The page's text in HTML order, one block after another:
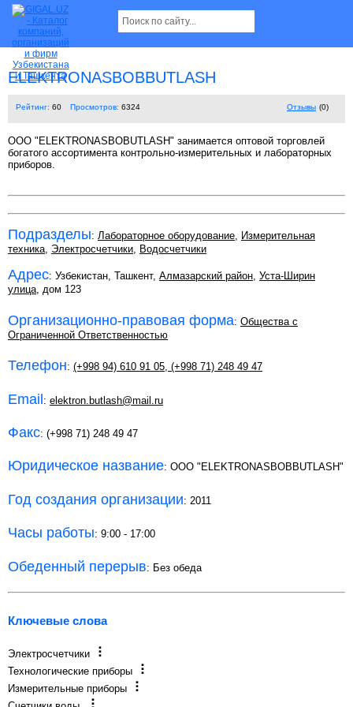
ELEKTRONASBOBBUTLASH
Рейтинг: 60 Просмотров: 6324 Отзывы (0)
OOO "ELEKTRONASBOBUTLASH" занимается оптовой торговлей
богатого ассортимента контрольно-измерительных и лабораторных
приборов.
Подразделы: Лабораторное оборудование, Измерительная
техника, Электросчетчики, Водосчетчики
Адрес: Узбекистан, Ташкент, Алмазарский район, Уста-Ширин
улица, дом 123
Организационно-правовая форма: Общества с
Ограниченной Ответственностью
Телефон: (+998 94) 610 91 05, (+998 71) 248 49 47
Email: elektron.butlash@mail.ru
Факс: (+998 71) 248 49 47
Юридическое название: OOO "ELEKTRONASBOBBUTLASH"
Год создания организации: 2011
Часы работы: 9:00 - 17:00
Обеденный перерыв: Без обеда
Ключевые слова
Электросчетчики
Технологические приборы
Измерительные приборы